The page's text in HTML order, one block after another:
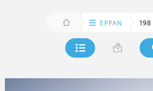
EPPAN 198